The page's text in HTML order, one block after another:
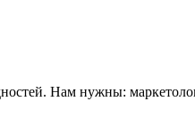
Нам нужны: